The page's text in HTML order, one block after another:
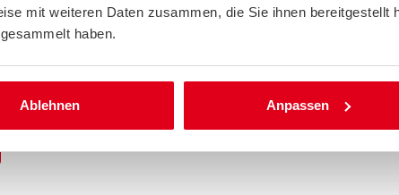
mit weiteren Daten zusammen, die Sie ihnen bereitgestellt
haben.
Ablehnen Anpassen
Förderung erhalten Sie alle wesentlichen Infos zu den
des Bundesumweltamts.